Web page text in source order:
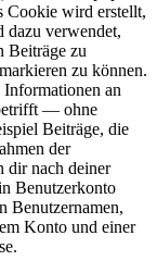
Cookie wird erstellt,
dazu verwendet,
Beiträge zu
zu können.
an
— ohne
Beiträge, die
der
dir nach deiner
Benutzerkonto
Benutzernamen,
Konto und einer